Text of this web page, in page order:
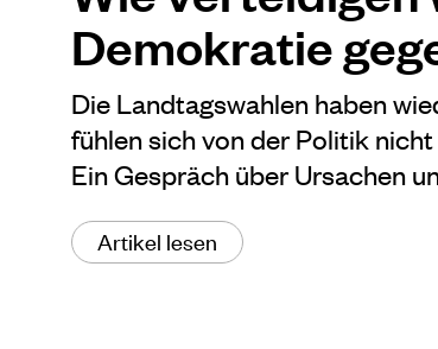
Demokratie
Die Landtagswahlen haben
fühlen sich von der Politik
Ein Gespräch über Ursachen
Artikel lesen